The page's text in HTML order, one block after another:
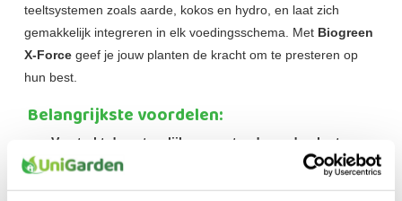
teeltsystemen zoals aarde, kokos en hydro, en laat zich
gemakkelijk integreren in elk voedingsschema. Met Biogreen
X-Forcegeef je jouw planten de kracht om te presteren op
hun best.
Belangrijkste voordelen:
Versterkt de natuurlijke weerstand van de plant